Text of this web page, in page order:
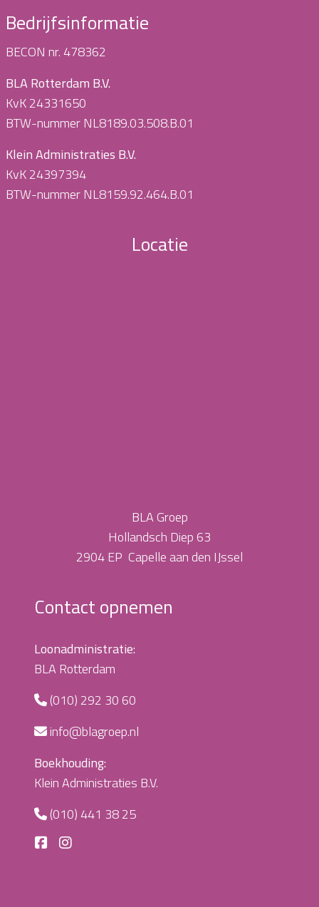
Bedrijfsinformatie
BECON nr. 478362
BLA Rotterdam B.V.
KvK 24331650
BTW-nummer NL8189.03.508.B.01
Klein Administraties B.V.
KvK 24397394
BTW-nummer NL8159.92.464.B.01
Locatie
BLA Groep
Hollandsch Diep 63
2904 EP Capelle aan den IJssel
Contact opnemen
Loonadministratie:
BLA Rotterdam
(010) 292 30 60
info@blagroep.nl
Boekhouding:
Klein Administraties B.V.
(010) 441 38 25